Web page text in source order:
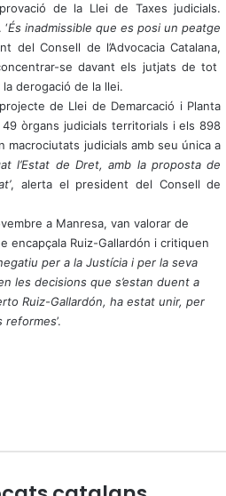
de la Llei de Taxes judicials.
És inadmissible que es posi un peatge
del Consell de l’Advocacia Catalana,
se davant els jutjats de tot
derogació de la llei.
de Llei de Demarcació i Planta
òrgans judicials territorials i els 898
macrociutats judicials amb seu única a
l’Estat de Dret, amb la proposta de
, alerta el president del Consell de
a Manresa, van valorar de
encapçala Ruiz-Gallardón i critiquen
per a la Justícia i per la seva
les decisions que s’estan duent a
Ruiz-Gallardón, ha estat unir, per
reformes’.